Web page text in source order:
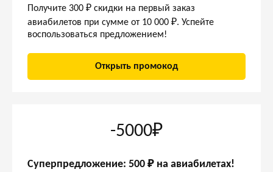
Получите 300 ₽ скидки на первый заказ
авиабилетов при сумме от 10 000 ₽. Успейте
воспользоваться предложением!
Открыть промокод
-5000₽
Суперпредложение: 500 ₽ на авиабилетах!